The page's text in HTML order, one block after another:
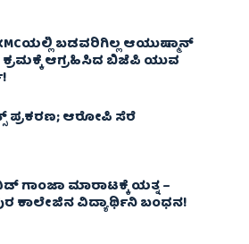
ಬಡವರಿಗಿಲ್ಲ ಆಯುಷ್ಮಾನ್
ಆಗ್ರಹಿಸಿದ ಬಿಜೆಪಿ ಯುವ
ಪ್ರಕರಣ; ಆರೋಪಿ ಸೆರೆ
ಗಾಂಜಾ ಮಾರಾಟಕ್ಕೆ ಯತ್ನ –
ಕಾಲೇಜಿನ ವಿದ್ಯಾರ್ಥಿನಿ ಬಂಧನ!